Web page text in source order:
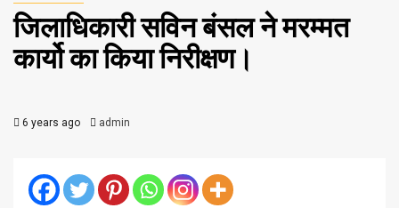
जिलाधिकारी सविन बंसल ने मरम्मत
कार्यो का किया निरीक्षण।
6 years ago admin